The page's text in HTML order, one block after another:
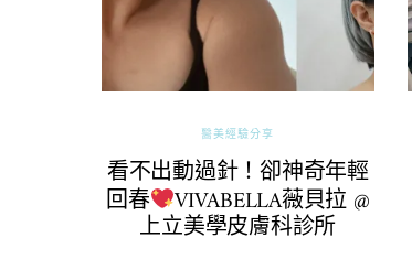
醫美經驗分享
看不出動過針！卻神奇年輕
回春 VIVABELLA薇貝拉 @
上立美學皮膚科診所